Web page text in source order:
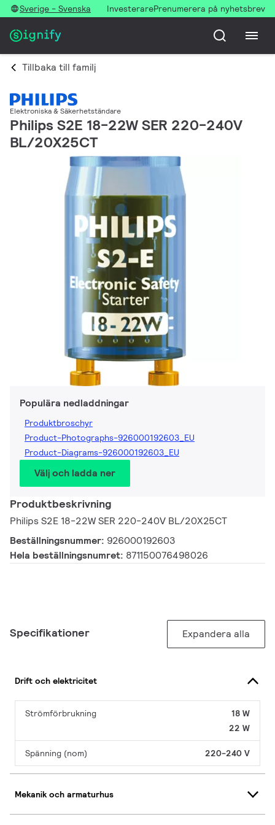
Sverige - Svenska InvesterarePrenumerera på nyhetsbrev
Tillbaka till familj
Elektroniska & Säkerhetständare
Philips S2E 18-22W SER 220-240V
BL/20X25CT
Populära nedladdningar
Produktbroschyr
Product-Photographs-926000192603_EU
Product-Diagrams-926000192603_EU
Välj och ladda ner
Produktbeskrivning
Philips S2E 18-22W SER 220-240V BL/20X25CT
Beställningsnummer: 926000192603
Hela beställningsnumret: 871150076498026
Specifikationer Expandera alla
Drift och elektricitet
Strömförbrukning
18 W
22 W
Spänning (nom) 220-240 V
Mekanik och armaturhus